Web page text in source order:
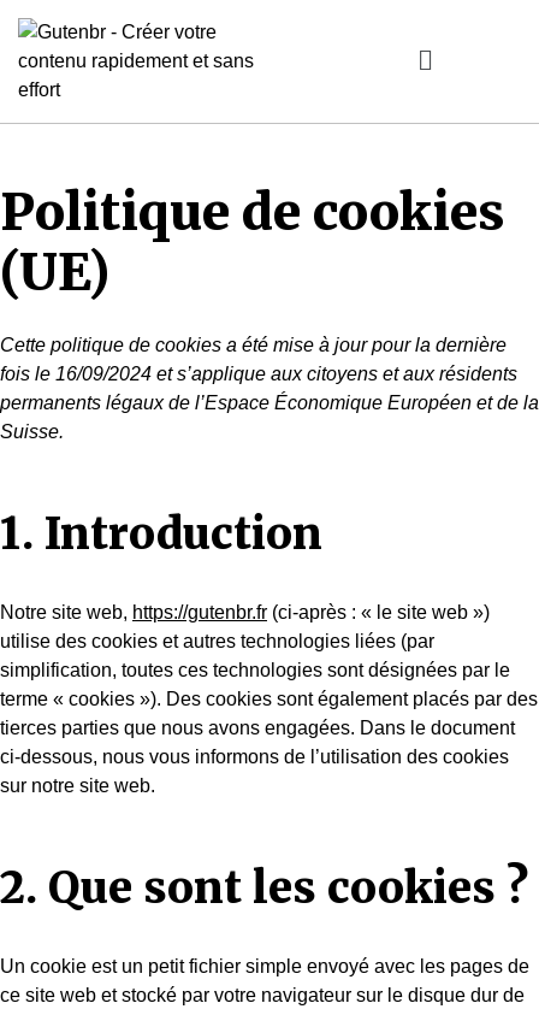
Politique de cookies
(UE)
Cette politique de cookies a été mise à jour pour la dernière
fois le 16/09/2024 et s’applique aux citoyens et aux résidents
permanents légaux de l’Espace Économique Européen et de la
Suisse.
1. Introduction
Notre site web, https://gutenbr.fr (ci-après : « le site web »)
utilise des cookies et autres technologies liées (par
simplification, toutes ces technologies sont désignées par le
terme « cookies »). Des cookies sont également placés par des
tierces parties que nous avons engagées. Dans le document
ci-dessous, nous vous informons de l’utilisation des cookies
sur notre site web.
2. Que sont les cookies ?
Un cookie est un petit fichier simple envoyé avec les pages de
ce site web et stocké par votre navigateur sur le disque dur de